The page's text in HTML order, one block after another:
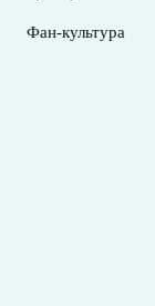
Фан-культура